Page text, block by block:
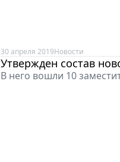
30 апреля 2019Новости
Утвержден состав
В него вошли 10